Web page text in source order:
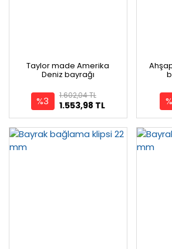
Taylor made Amerika
Deniz bayrağı
%3 1.553,98 TL
1.602,04 TL